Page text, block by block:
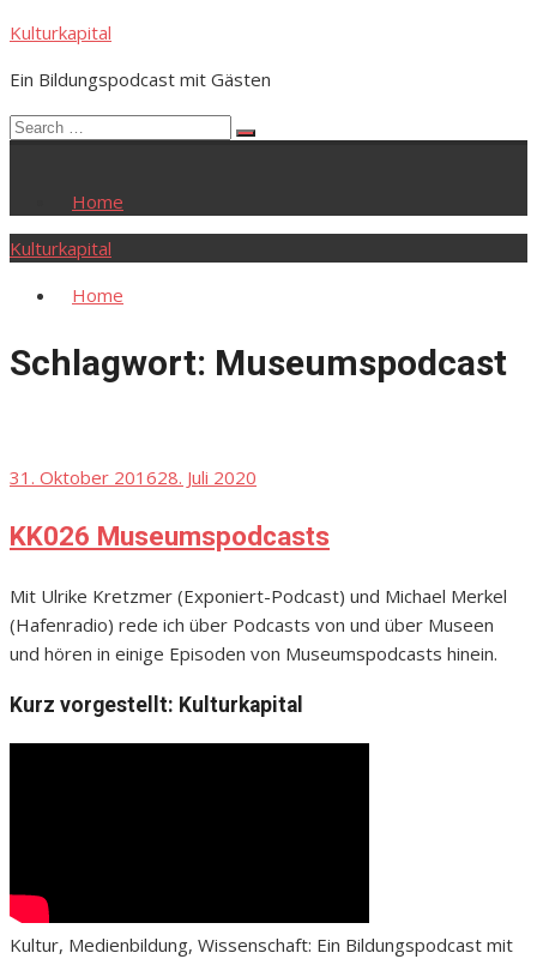
Skip
content
Kulturkapital
Ein Bildungspodcast mit Gästen
Search
Search
Home
Kulturkapital
Home
Schlagwort: Museumspodcast
Posted
31. Oktober 201628. Juli 2020
KK026 Museumspodcasts
Mit Ulrike Kretzmer (Exponiert-Podcast) und Michael Merkel
(Hafenradio) rede ich über Podcasts von und über Museen
und hören in einige Episoden von Museumspodcasts hinein.
Kurz vorgestellt: Kulturkapital
Kultur, Medienbildung, Wissenschaft: Ein Bildungspodcast mit